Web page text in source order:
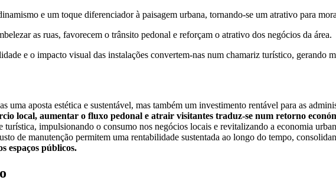
e um toque diferenciador à paisagem urbana, tornando-se um atrativo para
as ruas, favorecem o trânsito pedonal e reforçam o atrativo dos negócios da área.
e o impacto visual das instalações convertem-nas num chamariz turístico, gerando
uma aposta estética e sustentável, mas também um investimento rentável para as
local, aumentar o fluxo pedonal e atrair visitantes traduz-se num retorno
turística, impulsionando o consumo nos negócios locais e revitalizando a economia
de manutenção permitem uma rentabilidade sustentada ao longo do tempo,
espaços públicos.